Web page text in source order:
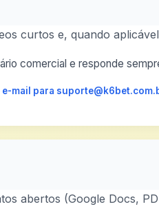
curtos e, quando
comercial e responde
mail para
abertos (Google Docs,